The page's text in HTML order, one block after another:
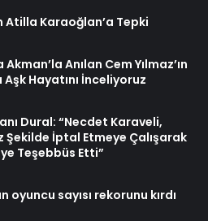
Atilla Karaoğlan’a Tepki
Anılan Cem Yılmaz’ın
Hayatını İnceliyoruz
Dural: “Necdet Karaveli,
Şekilde İptal Etmeye Çalışarak
Teşebbüs Etti”
sayısı rekorunu kırdı